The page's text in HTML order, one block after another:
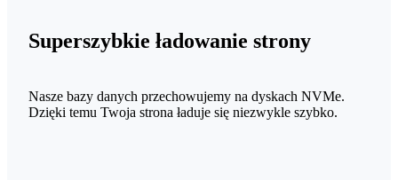
Superszybkie ładowanie strony
Nasze bazy danych przechowujemy na dyskach NVMe.
Dzięki temu Twoja strona ładuje się niezwykle szybko.